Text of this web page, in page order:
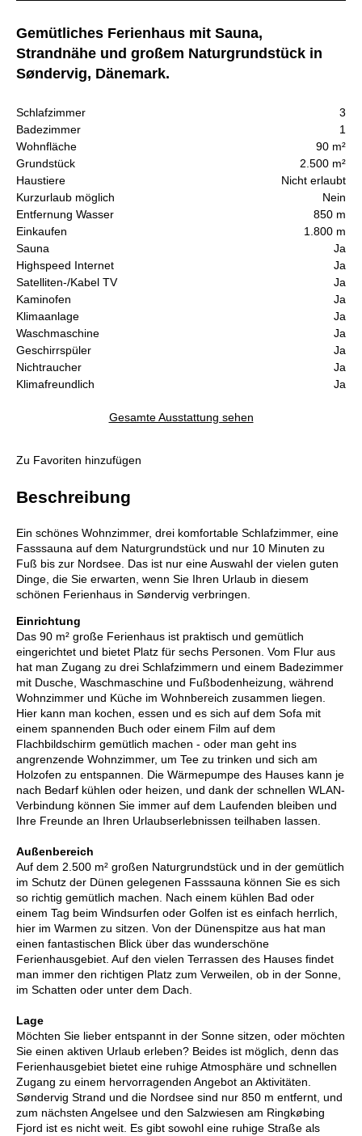
Gemütliches Ferienhaus mit Sauna,
Strandnähe und großem Naturgrundstück in
Søndervig, Dänemark.
Schlafzimmer
3
Badezimmer
1
Wohnfläche
90 m²
Grundstück
2.500 m²
Haustiere
Nicht erlaubt
Kurzurlaub möglich
Nein
Entfernung Wasser
850 m
Einkaufen
1.800 m
Sauna
Ja
Highspeed Internet
Ja
Satelliten-/Kabel TV
Ja
Kaminofen
Ja
Klimaanlage
Ja
Waschmaschine
Ja
Geschirrspüler
Ja
Nichtraucher
Ja
Klimafreundlich
Ja
Gesamte Ausstattung sehen
Zu Favoriten hinzufügen
Beschreibung
Ein schönes Wohnzimmer, drei komfortable Schlafzimmer, eine
Fasssauna auf dem Naturgrundstück und nur 10 Minuten zu
Fuß bis zur Nordsee. Das ist nur eine Auswahl der vielen guten
Dinge, die Sie erwarten, wenn Sie Ihren Urlaub in diesem
schönen Ferienhaus in Søndervig verbringen.
Einrichtung
Das 90 m² große Ferienhaus ist praktisch und gemütlich
eingerichtet und bietet Platz für sechs Personen. Vom Flur aus
hat man Zugang zu drei Schlafzimmern und einem Badezimmer
mit Dusche, Waschmaschine und Fußbodenheizung, während
Wohnzimmer und Küche im Wohnbereich zusammen liegen.
Hier kann man kochen, essen und es sich auf dem Sofa mit
einem spannenden Buch oder einem Film auf dem
Flachbildschirm gemütlich machen - oder man geht ins
angrenzende Wohnzimmer, um Tee zu trinken und sich am
Holzofen zu entspannen. Die Wärmepumpe des Hauses kann je
nach Bedarf kühlen oder heizen, und dank der schnellen WLAN-
Verbindung können Sie immer auf dem Laufenden bleiben und
Ihre Freunde an Ihren Urlaubserlebnissen teilhaben lassen.
Außenbereich
Auf dem 2.500 m² großen Naturgrundstück und in der gemütlich
im Schutz der Dünen gelegenen Fasssauna können Sie es sich
so richtig gemütlich machen. Nach einem kühlen Bad oder
einem Tag beim Windsurfen oder Golfen ist es einfach herrlich,
hier im Warmen zu sitzen. Von der Dünenspitze aus hat man
einen fantastischen Blick über das wunderschöne
Ferienhausgebiet. Auf den vielen Terrassen des Hauses findet
man immer den richtigen Platz zum Verweilen, ob in der Sonne,
im Schatten oder unter dem Dach.
Lage
Möchten Sie lieber entspannt in der Sonne sitzen, oder möchten
Sie einen aktiven Urlaub erleben? Beides ist möglich, denn das
Ferienhausgebiet bietet eine ruhige Atmosphäre und schnellen
Zugang zu einem hervorragenden Angebot an Aktivitäten.
Søndervig Strand und die Nordsee sind nur 850 m entfernt, und
zum nächsten Angelsee und den Salzwiesen am Ringkøbing
Fjord ist es nicht weit. Es gibt sowohl eine ruhige Straße als